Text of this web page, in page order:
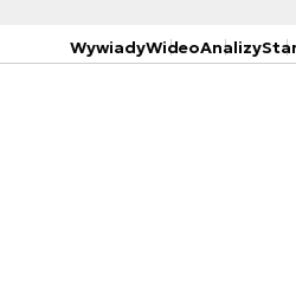
WywiadyWideoAnalizy